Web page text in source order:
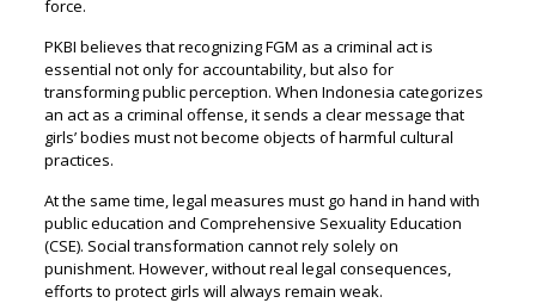
force.
PKBI believes that recognizing FGM as a criminal act is
essential not only for accountability, but also for
transforming public perception. When Indonesia categorizes
an act as a criminal offense, it sends a clear message that
girls’ bodies must not become objects of harmful cultural
practices.
At the same time, legal measures must go hand in hand with
public education and Comprehensive Sexuality Education
(CSE). Social transformation cannot rely solely on
punishment. However, without real legal consequences,
efforts to protect girls will always remain weak.